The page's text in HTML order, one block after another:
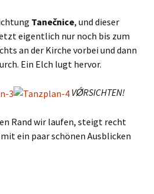
Tanečnice, und dieser
eigentlich nur noch bis zum
an der Kirche vorbei und dann
Ein Elch lugt hervor.
VǾRSICHTEN!
Rand wir laufen, steigt recht
ein paar schönen Ausblicken